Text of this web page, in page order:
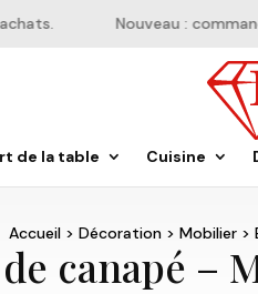
Nouveau :
de la table Cuisine
Accueil> Décoration> Mobilier>
canapé –